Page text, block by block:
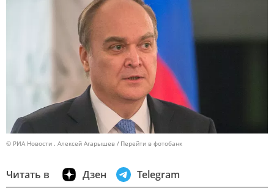
© РИА Новости . Алексей Агарышев Перейти в фотобанк
Читать в Дзен Telegram